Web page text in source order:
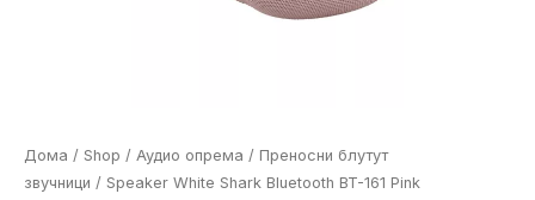
Дома / Shop / Аудио опрема / Преносни блутут
звучници / Speaker White Shark Bluetooth BT-161 Pink